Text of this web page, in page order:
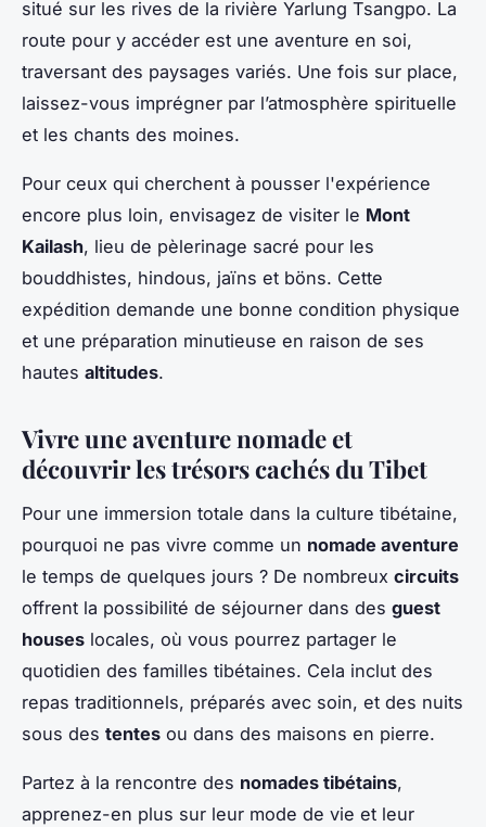
situé sur les rives de la rivière Yarlung Tsangpo. La
route pour y accéder est une aventure en soi,
traversant des paysages variés. Une fois sur place,
laissez-vous imprégner par l’atmosphère spirituelle
et les chants des moines.
Pour ceux qui cherchent à pousser l'expérience
encore plus loin, envisagez de visiter le Mont
Kailash, lieu de pèlerinage sacré pour les
bouddhistes, hindous, jaïns et böns. Cette
expédition demande une bonne condition physique
et une préparation minutieuse en raison de ses
hautes altitudes.
Vivre une aventure nomade et
découvrir les trésors cachés du Tibet
Pour une immersion totale dans la culture tibétaine,
pourquoi ne pas vivre comme un nomade aventure
le temps de quelques jours ? De nombreux circuits
offrent la possibilité de séjourner dans des guest
houses locales, où vous pourrez partager le
quotidien des familles tibétaines. Cela inclut des
repas traditionnels, préparés avec soin, et des nuits
sous des tentes ou dans des maisons en pierre.
Partez à la rencontre des nomades tibétains,
apprenez-en plus sur leur mode de vie et leur